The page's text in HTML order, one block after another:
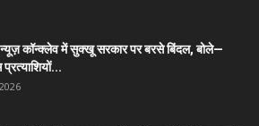
न्यूज़ कॉन्क्लेव में सुक्खू सरकार पर बरसे बिंदल, बोले—